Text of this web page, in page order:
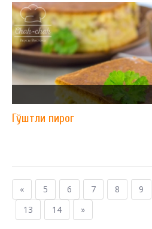
Гўштли пирог
« 5 6 7 8 9
13
14 »